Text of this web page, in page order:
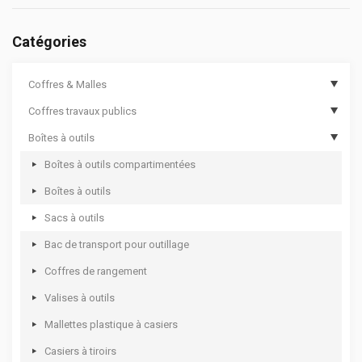
Catégories
Coffres & Malles
Coffres de chantier
Options de coffres de chantier
Malles cantines
Coffres aluminium
Coffres rotomoulés
Coffres travaux publics
Coffres de travaux publics
Coffres de travaux publics sécurisés
Boîtes à outils
Boîtes à outils compartimentées
Boîtes à outils
Sacs à outils
Bac de transport pour outillage
Coffres de rangement
Valises à outils
Mallettes plastique à casiers
Casiers à tiroirs